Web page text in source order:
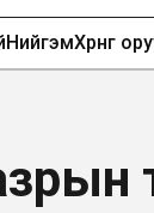
НийгэмХөрөнгө